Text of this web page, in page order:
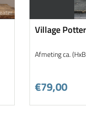
Village
Afmeting ca.
€79,00